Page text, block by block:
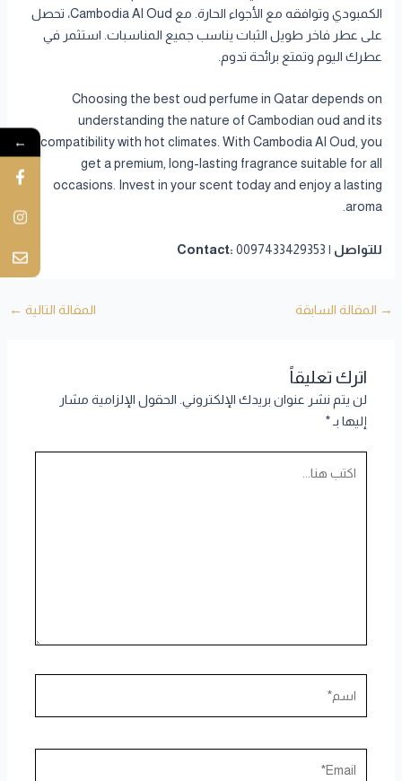
الكمبودي وتوافقه مع الأجواء الحارة. مع Cambodia Al Oud، تحصل
على عطر فاخر طويل الثبات يناسب جميع المناسبات. استثمر في
عطرك اليوم وتمتع برائحة تدوم.
Choosing the best oud perfume in Qatar depends on
understanding the nature of Cambodian oud and its
compatibility with hot climates. With Cambodia Al Oud, you
get a premium, long-lasting fragrance suitable for all
occasions. Invest in your scent today and enjoy a lasting
aroma.
للتواصل | Contact: 0097433429353
→ المقالة السابقة المقالة التالية ←
اترك تعليقاً
لن يتم نشر عنوان بريدك الإلكتروني. الحقول الإلزامية مشار
إليها بـ*
←